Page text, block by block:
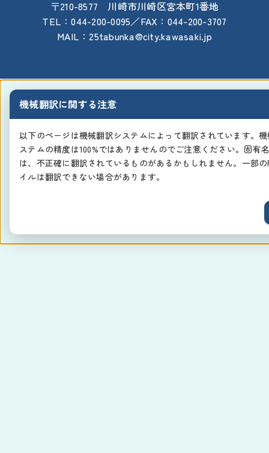
〒210-8577 川崎市川崎区宮本町1番地
TEL：044-200-0095／FAX：044-200-3707
MAIL：25tabunka@city.kawasaki.jp
機械翻訳に関する注意
以下のページは機械翻訳システムによって翻訳されています。
ステムの精度は100%ではありませんのでご注意ください。固有
は、不正確に翻訳されているものがあるかもしれません。一部
イルは翻訳できない場合があります。